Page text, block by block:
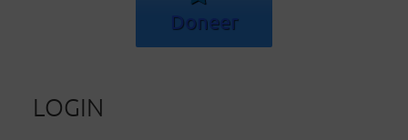
Doneer
LOGIN